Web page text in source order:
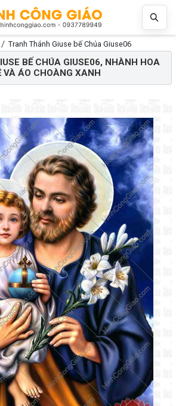
Tranh Thánh Giuse bế Chúa Giuse06
BẾ CHÚA GIUSE06, NHÀNH HOA
VÀ ÁO CHOÀNG XANH